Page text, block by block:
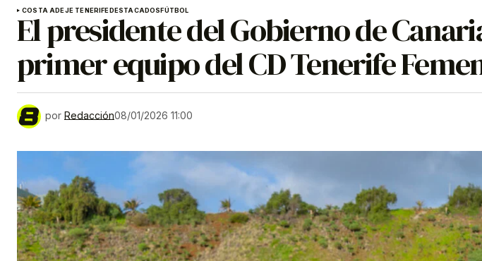
COSTA ADEJE TENERIFEDESTACADOSFÚTBOL
El presidente del Gobierno de
primer equipo del CD Tenerife
por Redacción08/01/2026 11:00